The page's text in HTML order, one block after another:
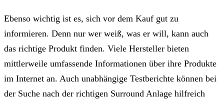
Ebenso wichtig ist es, sich vor dem Kauf gut zu
informieren. Denn nur wer weiß, was er will, kann auch
das richtige Produkt finden. Viele Hersteller bieten
mittlerweile umfassende Informationen über ihre Produkte
im Internet an. Auch unabhängige Testberichte können bei
der Suche nach der richtigen Surround Anlage hilfreich